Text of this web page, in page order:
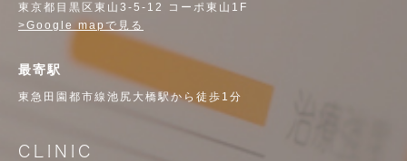
東京都目黒区東山3-5-12 コーポ東山1F
>Google mapで見る
最寄駅
東急田園都市線池尻大橋駅から徒歩1分
CLINIC